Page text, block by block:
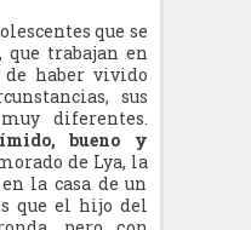
que se
trabajan en
haber vivido
sus
diferentes.
bueno y
de Lya, la
la casa de un
que el hijo del